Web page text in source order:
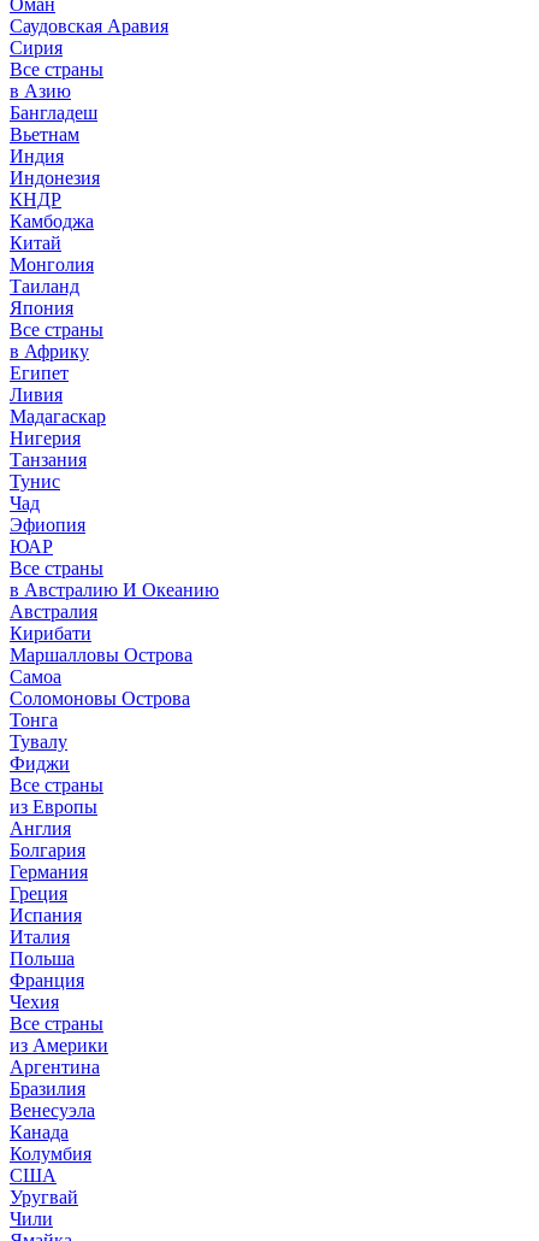
Оман
Саудовская Аравия
Сирия
Все страны
в Азию
Бангладеш
Вьетнам
Индия
Индонезия
КНДР
Камбоджа
Китай
Монголия
Таиланд
Япония
Все страны
в Африку
Египет
Ливия
Мадагаскар
Нигерия
Танзания
Тунис
Чад
Эфиопия
ЮАР
Все страны
в Австралию И Океанию
Австралия
Кирибати
Маршалловы Острова
Самоа
Соломоновы Острова
Тонга
Тувалу
Фиджи
Все страны
из Европы
Англия
Болгария
Германия
Греция
Испания
Италия
Польша
Франция
Чехия
Все страны
из Америки
Аргентина
Бразилия
Венесуэла
Канада
Колумбия
США
Уругвай
Чили